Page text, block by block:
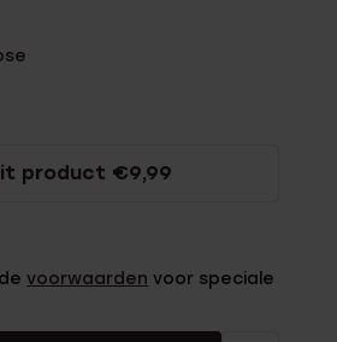
product €9,99
voorwaarden voor speciale